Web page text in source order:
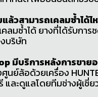
ล้วสามารถเคลมซ้ำได้ไ
ลมซ้ำได้ ยางที่ได้รับการ
บริษัท
มีบริการหลังการขายอ
นย์ล้อด้วยเครื่อง
และดูแลโดยทีมช่างผู้เชี่